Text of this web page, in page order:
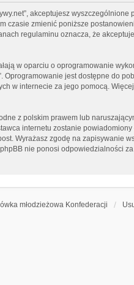
akceptujesz
czasie zmienić poniższe
regulaminu oznacza, że
w oparciu o oprogramowanie
Oprogramowanie jest dostępne do
w internecie za jego pomocą.
z polskim prawem lub
internetu zostanie
Wyrażasz zgodę na zapisywanie
nie ponosi odpowiedzialności
młodzieżowa Konfederacji